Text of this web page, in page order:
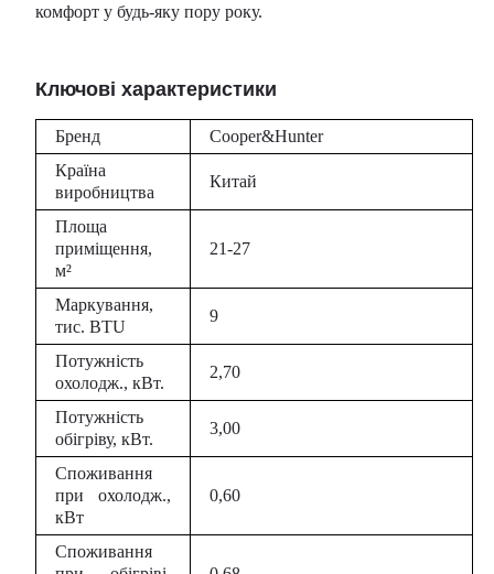
комфорт у будь-яку пору року.
Ключові характеристики
Бренд
Cooper&Hunter
Країна
виробництва
Китай
Площа
приміщення,
м²
21-27
Маркування,
тис. BTU
9
Потужність
охолодж., кВт.
2,70
Потужність
обігріву, кВт.
3,00
Споживання
при охолодж.,
кВт
0,60
Споживання